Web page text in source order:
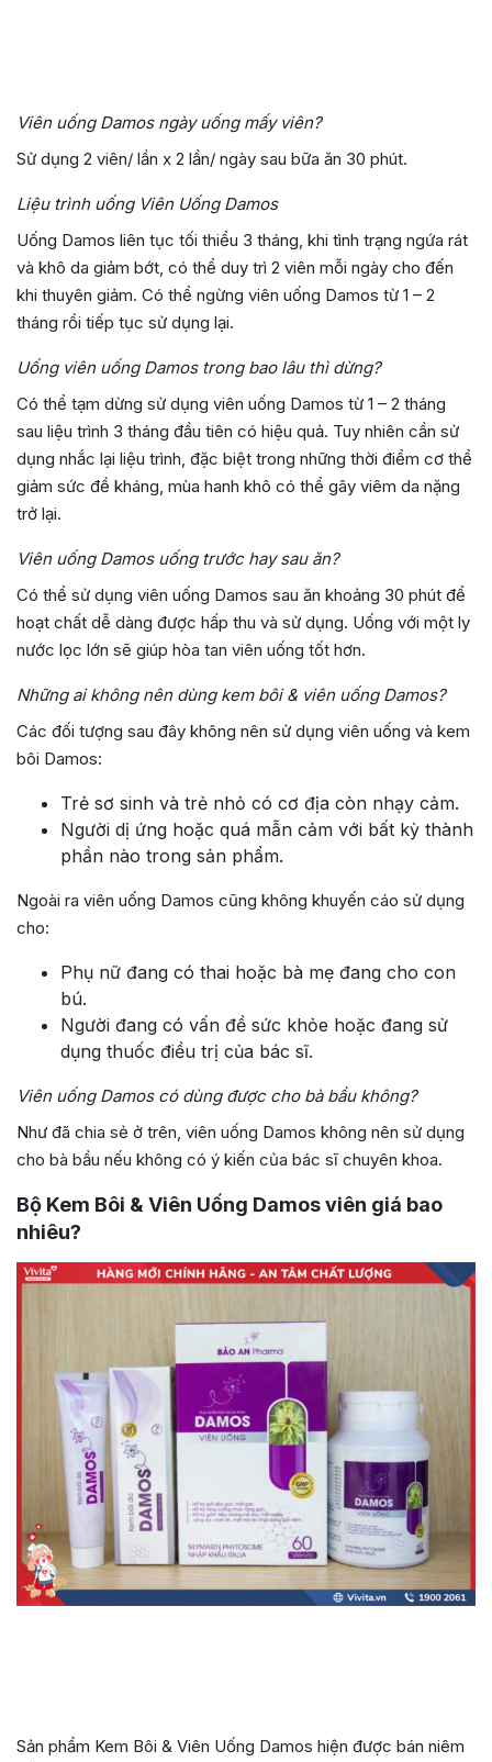
Viên uống Damos ngày uống mấy viên?
Sử dụng 2 viên/ lần x 2 lần/ ngày sau bữa ăn 30 phút.
Liệu trình uống Viên Uống Damos
Uống Damos liên tục tối thiểu 3 tháng, khi tình trạng ngứa rát
và khô da giảm bớt, có thể duy trì 2 viên mỗi ngày cho đến
khi thuyên giảm. Có thể ngừng viên uống Damos từ 1 – 2
tháng rồi tiếp tục sử dụng lại.
Uống viên uống Damos trong bao lâu thì dừng?
Có thể tạm dừng sử dụng viên uống Damos từ 1 – 2 tháng
sau liệu trình 3 tháng đầu tiên có hiệu quả. Tuy nhiên cần sử
dụng nhắc lại liệu trình, đặc biệt trong những thời điểm cơ thể
giảm sức đề kháng, mùa hanh khô có thể gây viêm da nặng
trở lại.
Viên uống Damos uống trước hay sau ăn?
Có thể sử dụng viên uống Damos sau ăn khoảng 30 phút để
hoạt chất dễ dàng được hấp thu và sử dụng. Uống với một ly
nước lọc lớn sẽ giúp hòa tan viên uống tốt hơn.
Những ai không nên dùng kem bôi & viên uống Damos?
Các đối tượng sau đây không nên sử dụng viên uống và kem
bôi Damos:
Trẻ sơ sinh và trẻ nhỏ có cơ địa còn nhạy cảm.
Người dị ứng hoặc quá mẫn cảm với bất kỳ thành
phần nào trong sản phẩm.
Ngoài ra viên uống Damos cũng không khuyến cáo sử dụng
cho:
Phụ nữ đang có thai hoặc bà mẹ đang cho con
bú.
Người đang có vấn đề sức khỏe hoặc đang sử
dụng thuốc điều trị của bác sĩ.
Viên uống Damos có dùng được cho bà bầu không?
Như đã chia sẻ ở trên, viên uống Damos không nên sử dụng
cho bà bầu nếu không có ý kiến của bác sĩ chuyên khoa.
Bộ Kem Bôi & Viên Uống Damos viên giá bao
nhiêu?
Sản phẩm Kem Bôi & Viên Uống Damos hiện được bán niêm